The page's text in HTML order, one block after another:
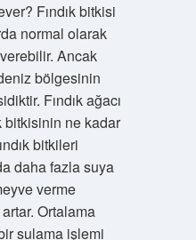
Fındık bitkisi
normal olarak
Ancak
bölgesinin
Fındık ağacı
bitkisinin ne kadar
bitkileri
daha fazla suya
verme
Ortalama
sulama işlemi